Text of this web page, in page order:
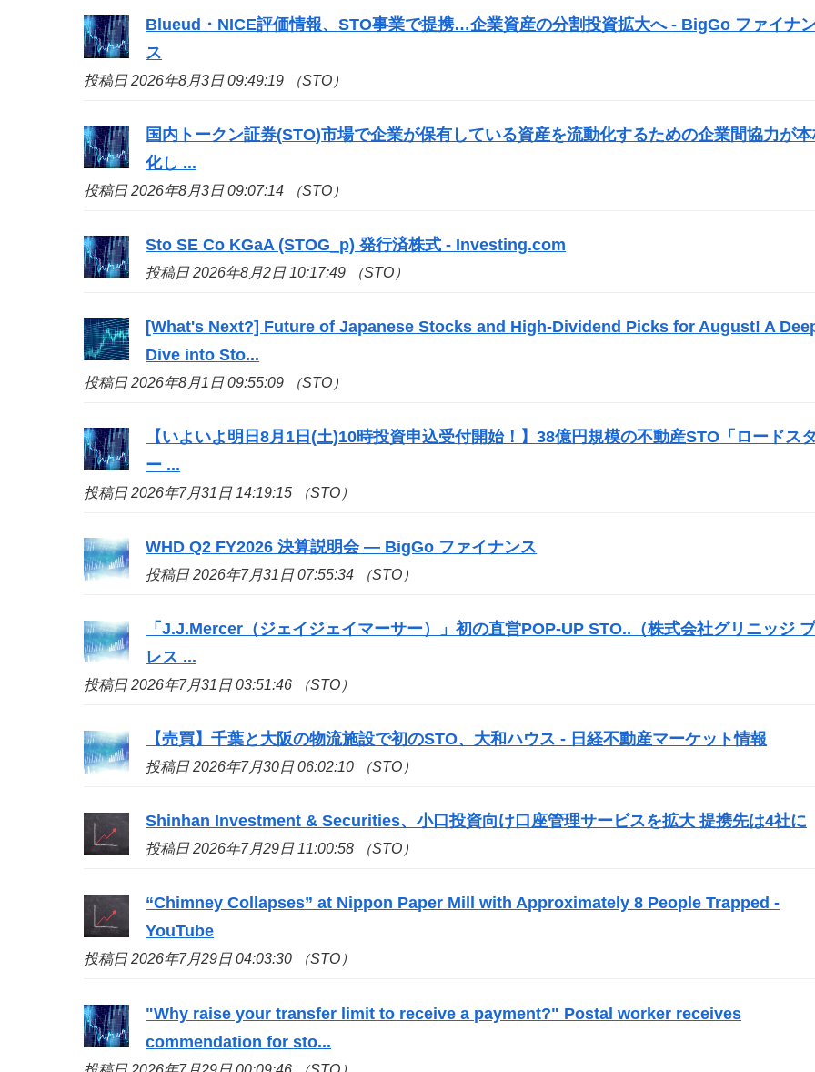
Blueud・NICE評価情報、STO事業で提携…企業資産の分割投資拡大へ - BigGo ファイナ
ス
投稿日 2026年8月3日 09:49:19 （STO）
国内トークン証券(STO)市場で企業が保有している資産を流動化するための企業間協力が
化し ...
投稿日 2026年8月3日 09:07:14 （STO）
Sto SE Co KGaA (STOG_p) 発行済株式 - Investing.com
投稿日 2026年8月2日 10:17:49 （STO）
[What's Next?] Future of Japanese Stocks and High-Dividend Picks for August! A
Dive intoSto...
投稿日 2026年8月1日 09:55:09 （STO）
【いよいよ明日8月1日(土)10時投資申込受付開始！】38億円規模の不動産STO 「ロードスタ
ー ...
投稿日 2026年7月31日 14:19:15 （STO）
WHD Q2 FY2026 決算説明会 — BigGo ファイナンス
投稿日 2026年7月31日 07:55:34 （STO）
「J.J.Mercer（ジェイジェイマーサー）」初の直営POP-UPSTO..（株式会社グリニッジ
レス ...
投稿日 2026年7月31日 03:51:46 （STO）
【売買】千葉と大阪の物流施設で初のSTO、大和ハウス - 日経不動産マーケット情報
投稿日 2026年7月30日 06:02:10 （STO）
Shinhan Investment & Securities、小口投資向け口座管理サービスを拡大 提携先は4社に
投稿日 2026年7月29日 11:00:58 （STO）
“Chimney Collapses” at Nippon Paper Mill with Approximately 8 People Trapped -
YouTube
投稿日 2026年7月29日 04:03:30 （STO）
"Why raise your transfer limit to receive a payment?" Postal worker receives
commendation forsto...